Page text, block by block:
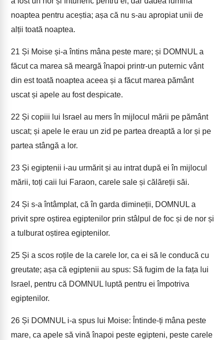
noaptea pentru aceștia; așa că nu s-au apropiat unii de
alții toată noaptea.
21 Și Moise și-a întins mâna peste mare; și DOMNUL a
făcut ca marea să meargă înapoi printr-un puternic vânt
din est toată noaptea aceea și a făcut marea pământ
uscat și apele au fost despicate.
22 Și copiii lui Israel au mers în mijlocul mării pe pământ
uscat; și apele le erau un zid pe partea dreaptă a lor și pe
partea stângă a lor.
23 Și egiptenii i-au urmărit și au intrat după ei în mijlocul
mării, toți caii lui Faraon, carele sale și călăreții săi.
24 Și s-a întâmplat, că în garda dimineții, DOMNUL a
privit spre oștirea egiptenilor prin stâlpul de foc și de nor și
a tulburat oștirea egiptenilor.
25 Și a scos roțile de la carele lor, ca ei să le conducă cu
greutate; așa că egiptenii au spus: Să fugim de la fața lui
Israel, pentru că DOMNUL luptă pentru ei împotriva
egiptenilor.
26 Și DOMNUL i-a spus lui Moise: Întinde-ți mâna peste
mare, ca apele să vină înapoi peste egipteni, peste carele